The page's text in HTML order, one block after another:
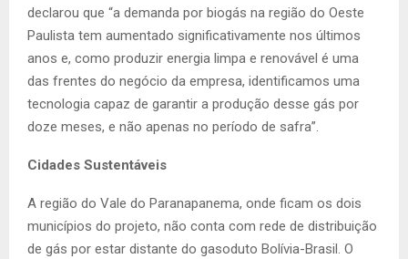
declarou que “a demanda por biogás na região do Oeste
Paulista tem aumentado significativamente nos últimos
anos e, como produzir energia limpa e renovável é uma
das frentes do negócio da empresa, identificamos uma
tecnologia capaz de garantir a produção desse gás por
doze meses, e não apenas no período de safra”.
Cidades Sustentáveis
A região do Vale do Paranapanema, onde ficam os dois
municípios do projeto, não conta com rede de distribuição
de gás por estar distante do gasoduto Bolívia-Brasil. O